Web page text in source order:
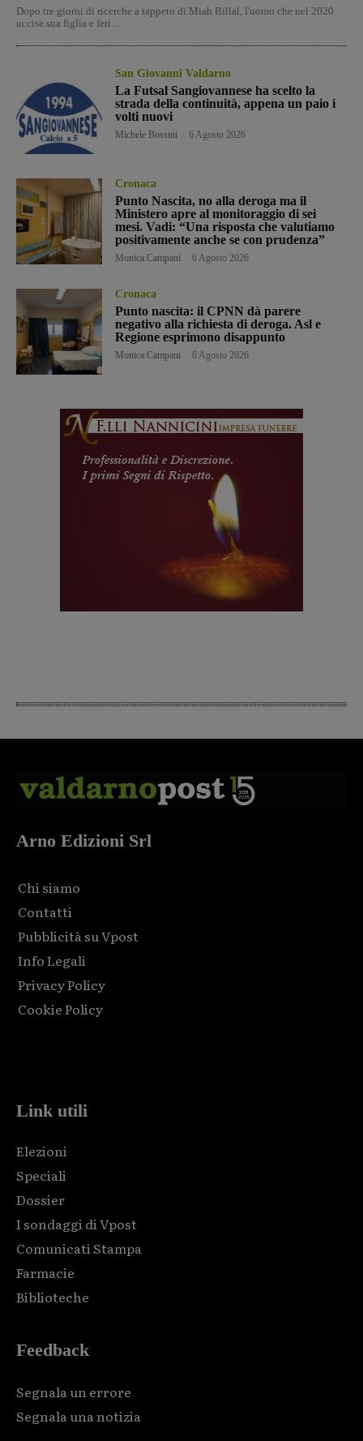
Dopo tre giorni di ricerche a tappeto di Miah Billal, l'uomo che nel 2020
uccise sua figlia e ferì...
San Giovanni Valdarno
La Futsal Sangiovannese ha scelto la
strada della continuità, appena un paio i
volti nuovi
Michele Bossini 6 Agosto 2026
Cronaca
Punto Nascita, no alla deroga ma il
Ministero apre al monitoraggio di sei
mesi. Vadi: “Una risposta che valutiamo
positivamente anche se con prudenza”
Monica Campani 6 Agosto 2026
Cronaca
Punto nascita: il CPNN dà parere
negativo alla richiesta di deroga. Asl e
Regione esprimono disappunto
Monica Campani 6 Agosto 2026
Arno Edizioni Srl
Chi siamo
Contatti
Pubblicità su Vpost
Info Legali
Privacy Policy
Cookie Policy
Link utili
Elezioni
Speciali
Dossier
I sondaggi di Vpost
Comunicati Stampa
Farmacie
Biblioteche
Feedback
Segnala un errore
Segnala una notizia